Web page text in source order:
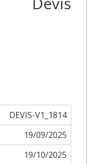
DEVIS-V1_1814
19/09/2025
19/10/2025